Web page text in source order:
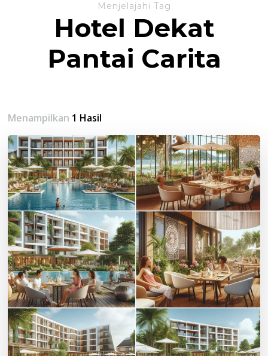
Menjelajahi Tag
Hotel Dekat
Pantai Carita
Menampilkan 1 Hasil